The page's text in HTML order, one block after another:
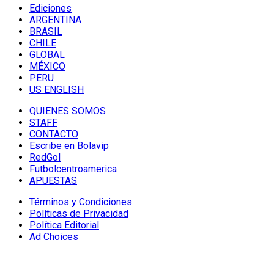
Ediciones
ARGENTINA
BRASIL
CHILE
GLOBAL
MÉXICO
PERU
US ENGLISH
QUIENES SOMOS
STAFF
CONTACTO
Escribe en Bolavip
RedGol
Futbolcentroamerica
APUESTAS
Términos y Condiciones
Políticas de Privacidad
Política Editorial
Ad Choices